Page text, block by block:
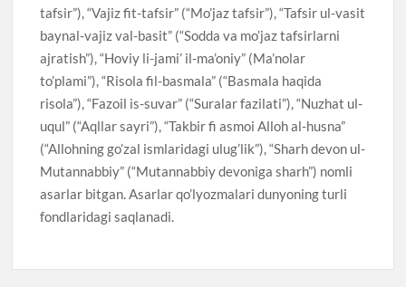
tafsir”), “Vajiz fit-tafsir” (“Mo’jaz tafsir”), “Tafsir ul-vasit
baynal-vajiz val-basit” (“Sodda va mo’jaz tafsirlarni
ajratish”), “Hoviy li-jami’ il-ma’oniy” (Ma’nolar
to’plami”), “Risola fil-basmala” (“Basmala haqida
risola”), “Fazoil is-suvar” (“Suralar fazilati”), “Nuzhat ul-
uqul” (“Aqllar sayri”), “Takbir fi asmoi Alloh al-husna”
(“Allohning go’zal ismlaridagi ulug’lik”), “Sharh devon ul-
Mutannabbiy” (“Mutannabbiy devoniga sharh”) nomli
asarlar bitgan. Asarlar qo’lyozmalari dunyoning turli
fondlaridagi saqlanadi.